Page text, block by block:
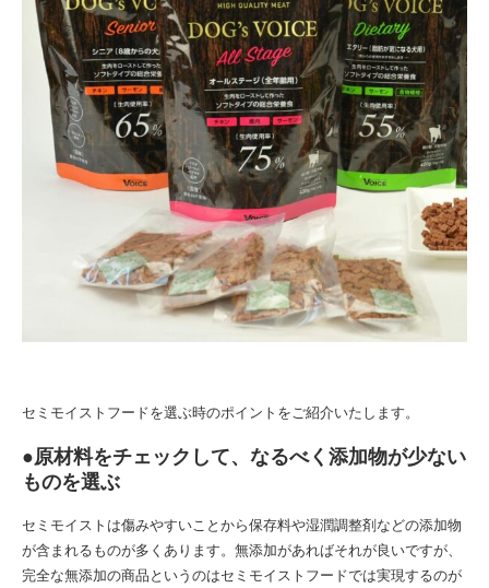
セミモイストフードを選ぶ時のポイントをご紹介いたします。
●原材料をチェックして、なるべく添加物が少ない
ものを選ぶ
セミモイストは傷みやすいことから保存料や湿潤調整剤などの添加物
が含まれるものが多くあります。無添加があればそれが良いですが、
完全な無添加の商品というのはセミモイストフードでは実現するのが